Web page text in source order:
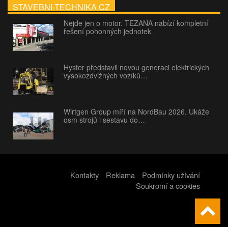
STAVEBNI-TECHNIKA.CZ
Nejde jen o motor. TEZANA nabízí kompletní
řešení pohonných jednotek
Hyster představil novou generaci elektrických
vysokozdvižných vozíků…
Wirtgen Group míří na NordBau 2026. Ukáže
osm strojů i sestavu do…
Kontakty Reklama
Podmínky užívání
Soukromí a cookies